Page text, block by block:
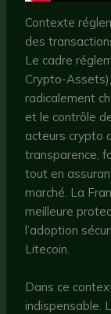
Contexte
des
Le cadre
Crypto-
radicalement
et le contrôle
acteurs crypto
transparence,
tout en
marché. La
meilleure
l’adoption
Litecoin.
Dans ce
indispensable.